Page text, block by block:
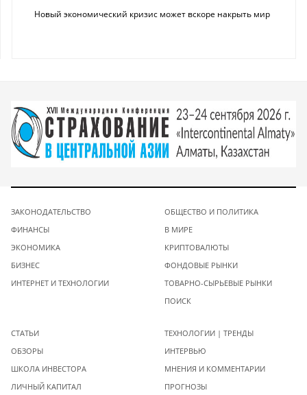
Новый экономический кризис может вскоре накрыть мир
ЗАКОНОДАТЕЛЬСТВО
ФИНАНСЫ
ЭКОНОМИКА
БИЗНЕС
ИНТЕРНЕТ И ТЕХНОЛОГИИ
ОБЩЕСТВО И ПОЛИТИКА
В МИРЕ
КРИПТОВАЛЮТЫ
ФОНДОВЫЕ РЫНКИ
ТОВАРНО-СЫРЬЕВЫЕ РЫНКИ
ПОИСК
СТАТЬИ
ОБЗОРЫ
ШКОЛА ИНВЕСТОРА
ЛИЧНЫЙ КАПИТАЛ
ТЕХНОЛОГИИ | ТРЕНДЫ
ИНТЕРВЬЮ
МНЕНИЯ И КОММЕНТАРИИ
ПРОГНОЗЫ